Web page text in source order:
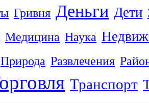
Гривня Деньги Дети
Медицина Наука
Природа Развлечения
Транспорт